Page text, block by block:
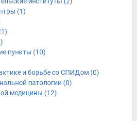
(1)
пункты (10)
и борьбе со СПИДом (0)
патологии (0)
медицины (12)